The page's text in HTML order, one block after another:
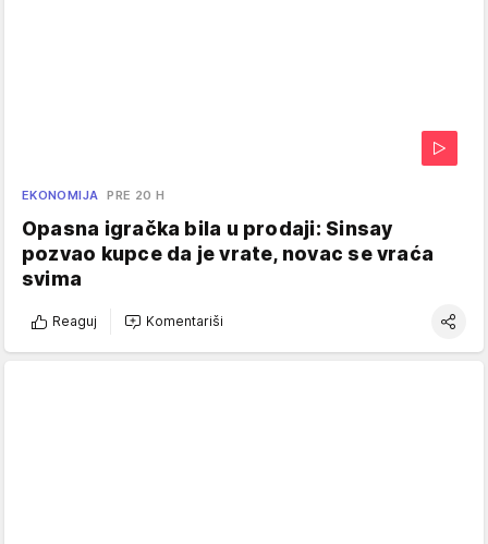
EKONOMIJA PRE 20 H
Opasna igračka bila u prodaji: Sinsay
pozvao kupce da je vrate, novac se vraća
svima
Reaguj Komentariši